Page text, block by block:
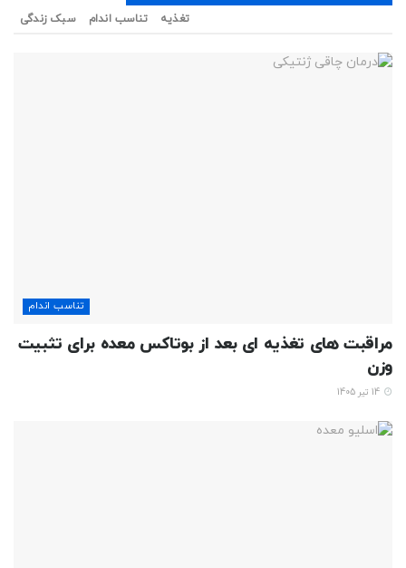
تغذیه تناسب اندام سبک زندگی
تناسب اندام
مراقبت های تغذیه ای بعد از بوتاکس معده برای تثبیت
وزن